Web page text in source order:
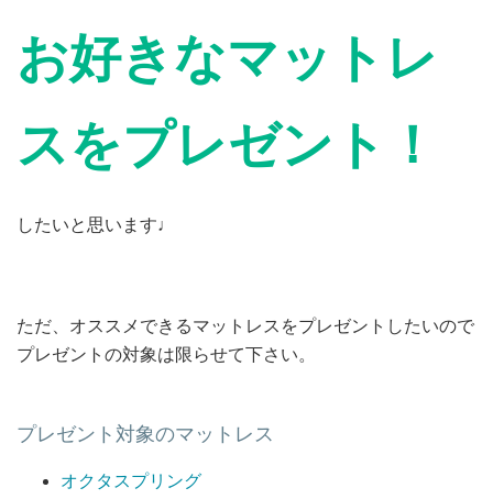
お好きなマットレ
スをプレゼント！
したいと思います♩
ただ、オススメできるマットレスをプレゼントしたいので
プレゼントの対象は限らせて下さい。
プレゼント対象のマットレス
オクタスプリング